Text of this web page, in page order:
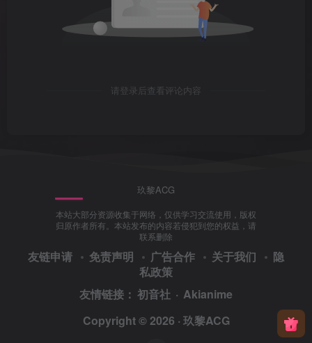
请登录后查看评论内容
玖黎ACG
本站大部分资源收集于网络，仅供学习交流使用，版权
归原作者所有。本站发布的内容若侵犯到您的权益，请
联系删除
友链申请 免责声明 广告合作 关于我们
隐
私政策
友情链接： 初音社 · Akianime
Copyright © 2026 · 玖黎ACG